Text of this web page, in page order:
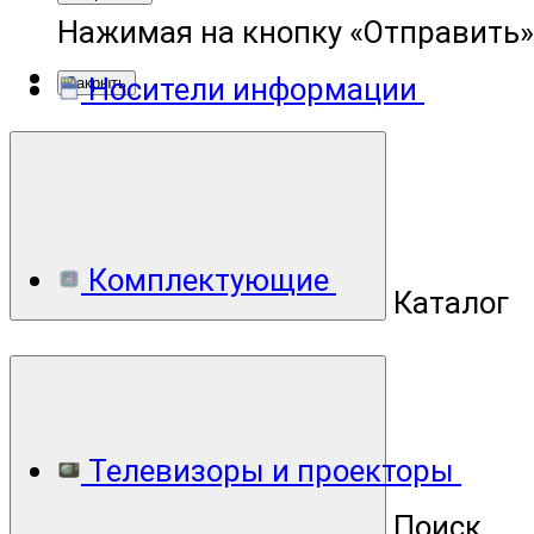
Нажимая на кнопку
Закрыть
Каталог
Носители информации
Комплектующие
Телевизоры и проекторы